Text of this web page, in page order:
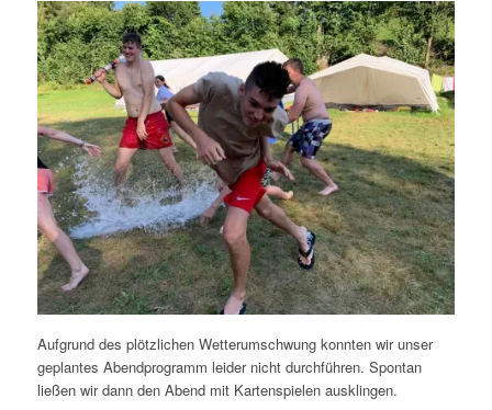
Aufgrund des plötzlichen Wetterumschwung konnten wir unser
geplantes Abendprogramm leider nicht durchführen. Spontan
ließen wir dann den Abend mit Kartenspielen ausklingen.